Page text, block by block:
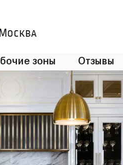
зоны Отзывы